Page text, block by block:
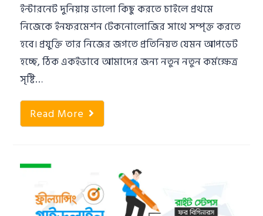
ইন্টারনেট দুনিয়ায় ভালো কিছু করতে চাইলে প্রথমে
নিজেকে ইনফরমেশন টেকনোলোজির সাথে সম্পৃক্ত করতে
হবে। প্রযুক্তি তার নিজের জগতে প্রতিনিয়ত যেমন আপডেট
হচ্ছে, ঠিক একইভাবে আমাদের জন্য নতুন নতুন কর্মক্ষেত্র
সৃষ্টি…
Read More